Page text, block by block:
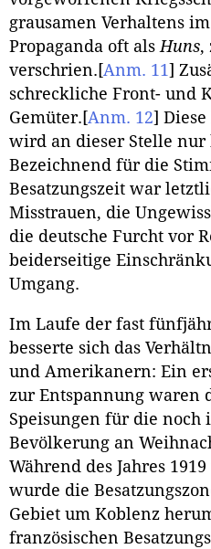
grausamen Verhaltens
Propaganda oft alsHuns,
verschrien. [Anm. 11]
schreckliche Front- und
Gemüter. [Anm. 12]
wird an dieser Stelle nur
Bezeichnend für die
Besatzungszeit war
Misstrauen, die
die deutsche Furcht vor
beiderseitige
Umgang.
Im Laufe der fast
besserte sich das
und Amerikanern: Ein
zur Entspannung waren
Speisungen für die
Bevölkerung an
Während des Jahres
wurde die
Gebiet um Koblenz
französischen